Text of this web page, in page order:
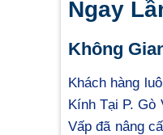
Ngay
Không
Khách hàng
Kính Tại P. Gò
Vấp đã nâng